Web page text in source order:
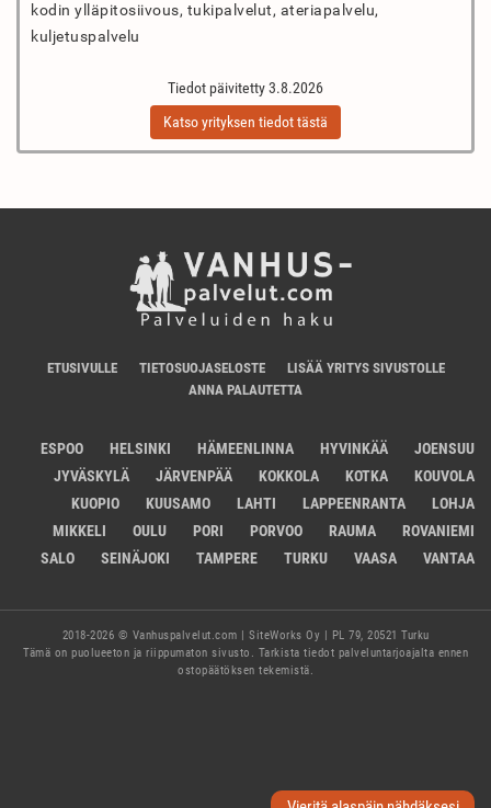
kodin ylläpitosiivous, tukipalvelut, ateriapalvelu,
kuljetuspalvelu
Tiedot päivitetty 3.8.2026
Katso yrityksen tiedot tästä
ETUSIVULLE TIETOSUOJASELOSTE
LISÄÄ YRITYS SIVUSTOLLE
ANNA PALAUTETTA
ESPOO HELSINKI HÄMEENLINNA HYVINKÄÄ
JOENSUU
JYVÄSKYLÄ
JÄRVENPÄÄ KOKKOLA KOTKA
KOUVOLA
KUOPIO
KUUSAMO LAHTI LAPPEENRANTA
LOHJA
MIKKELI
OULU PORI PORVOO RAUMA
ROVANIEMI
SALO
SEINÄJOKI TAMPERE TURKU VAASA VANTAA
2018-2026 © Vanhuspalvelut.com | SiteWorks Oy | PL 79, 20521 Turku
Tämä on puolueeton ja riippumaton sivusto. Tarkista tiedot palveluntarjoajalta ennen
ostopäätöksen tekemistä.